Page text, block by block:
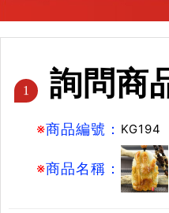
1 詢問商
※商品編號： KG194
※商品名稱：